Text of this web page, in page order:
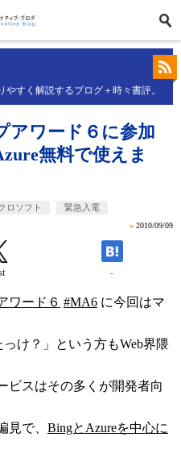
すく解説するブログ＋時々書評。
アワード６に参加
無料で使えま
ロソフト 緊急入電
» 2010/09/09
-
ワード６ #MA6 に今回はマ
け？」という方もWeb界隈
ビスはその多くが開発者向
見で、 BingとAzureを中心に